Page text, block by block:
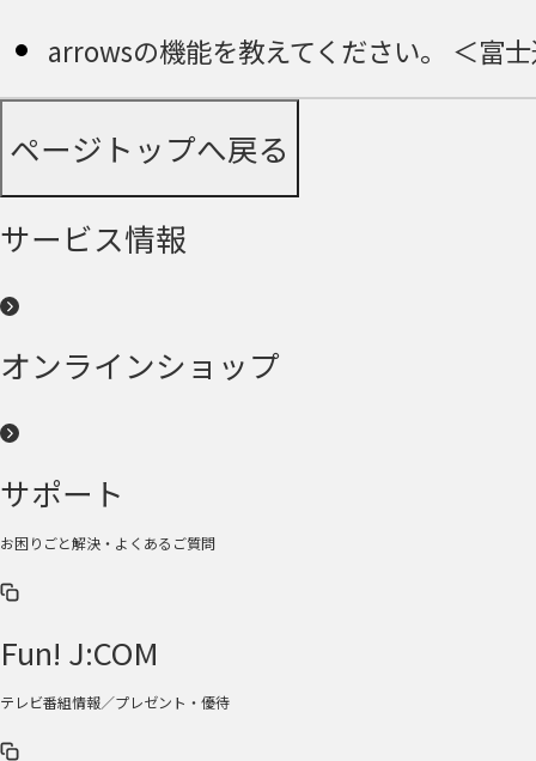
arrowsの機能を教えてください。 ＜富
ページトップへ戻る
サービス情報
オンラインショップ
サポート
お困りごと解決・よくあるご質問
Fun! J:COM
テレビ番組情報／プレゼント・優待